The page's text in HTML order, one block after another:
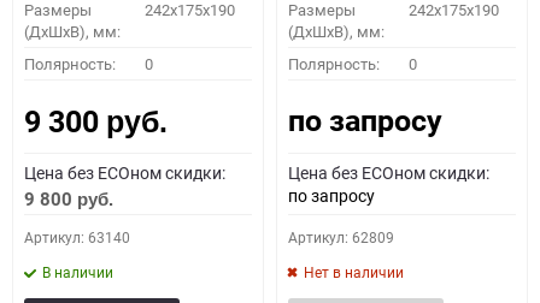
Размеры
(ДхШхВ), мм:
242x175x190
Полярность: 0
9 300 руб.
Цена без ECOном скидки:
9 800 руб.
Артикул: 63140
В наличии
Размеры
(ДхШхВ), мм:
242x175x190
Полярность: 0
по запросу
Цена без ECOном скидки:
по запросу
Артикул: 62809
Нет в наличии